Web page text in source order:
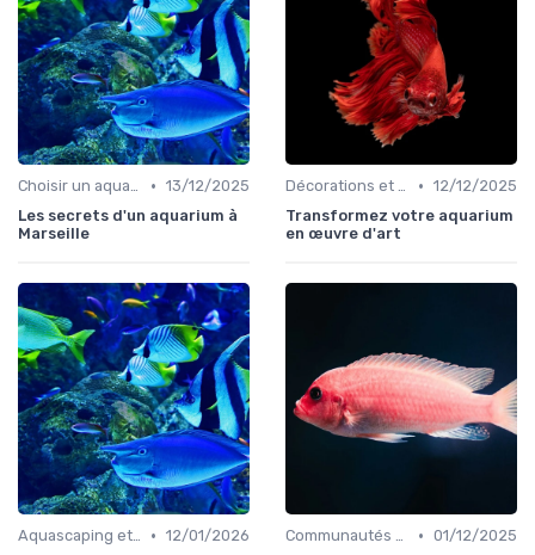
Choisir un aquarium • 13/12/2025
Les secrets d'un aquarium à
Marseille
Décorations et plantes • 12/12/2025
Transformez votre aquarium
en œuvre d'art
Aquascaping et design • 12/01/2026
Communautés et forums • 01/12/2025